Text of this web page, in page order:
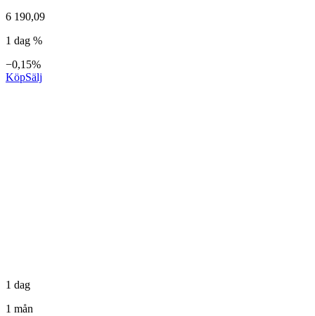
6 190,09
1 dag %
−0,15%
KöpSälj
1 dag
1 mån